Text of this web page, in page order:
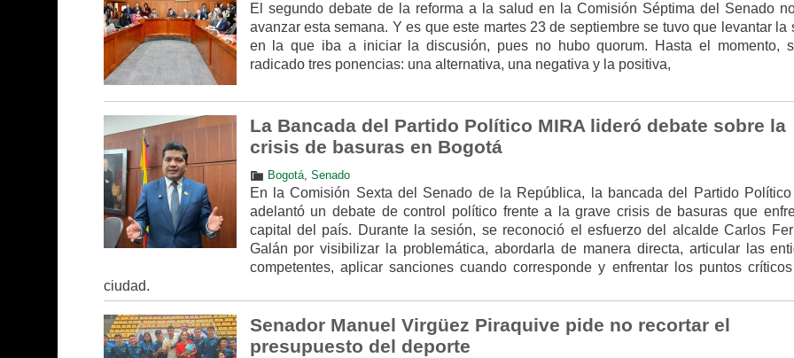
El segundo debate de la reforma a la salud en la Comisión Séptima del Senado
avanzar esta semana. Y es que este martes 23 de septiembre se tuvo que levantar la
en la que iba a iniciar la discusión, pues no hubo quorum. Hasta el momento,
radicado tres ponencias: una alternativa, una negativa y la positiva,
La Bancada del Partido Político MIRA lideró debate sobre la
crisis de basuras en Bogotá
Bogotá, Senado
En la Comisión Sexta del Senado de la República, la bancada del Partido Político
adelantó un debate de control político frente a la grave crisis de basuras que
capital del país. Durante la sesión, se reconoció el esfuerzo del alcalde Carlos
Galán por visibilizar la problemática, abordarla de manera directa, articular las
competentes, aplicar sanciones cuando corresponde y enfrentar los puntos
ciudad.
Senador Manuel Virgüez Piraquive pide no recortar el
presupuesto del deporte